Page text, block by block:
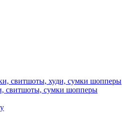
свитшоты, худи, сумки шопперы
свитшоты, сумки шопперы